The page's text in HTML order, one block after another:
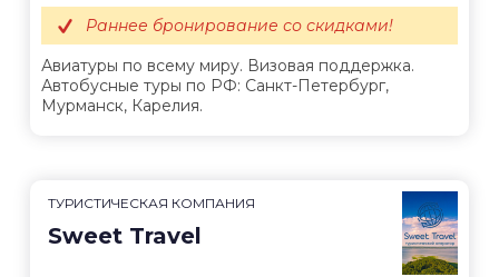
Авиатуры по всему миру. Визовая поддержка.
Автобусные туры по РФ: Санкт-Петербург,
Мурманск, Карелия.
Раннее бронирование со скидками!
ТУРИСТИЧЕСКАЯ КОМПАНИЯ
Sweet Travel